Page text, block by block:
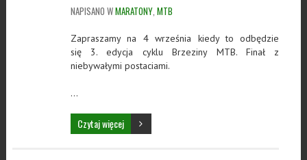
NAPISANO WMARATONY, MTB
Zapraszamy na 4 września kiedy to odbędzie
się 3. edycja cyklu Brzeziny MTB. Finał z
niebywałymi postaciami.
…
Czytaj więcej